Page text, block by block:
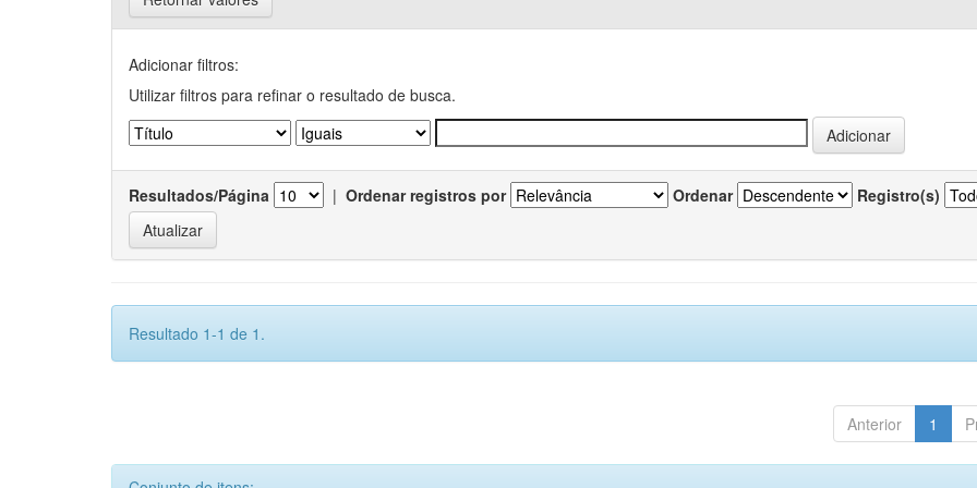
Adicionar filtros:
Utilizar filtros para refinar o resultado de busca.
Resultados/Página | Ordenar registros por Ordenar Registro(s)
Resultado 1-1 de 1.
Anterior 1